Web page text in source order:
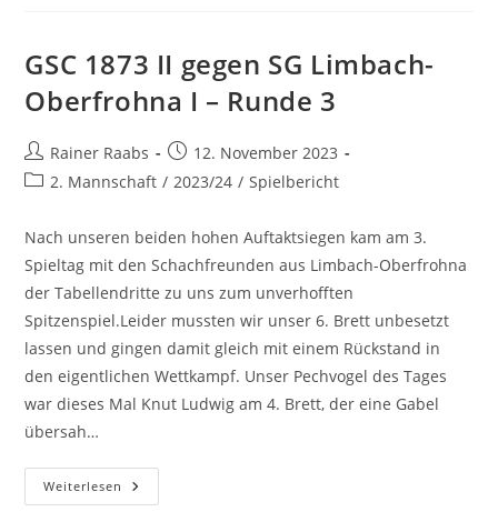
II
–
5
GSC 1873 II gegen SG Limbach-
Oberfrohna I – Runde 3
Beitrags-
Autor:
Rainer Raabs
Beitrag
veröffentlicht:
12. November 2023
Beitrags-
2. Mannschaft / 2023/24 / Spielbericht
Nach unseren beiden hohen Auftaktsiegen kam am 3.
Spieltag mit den Schachfreunden aus Limbach-Oberfrohna
der Tabellendritte zu uns zum unverhofften
Spitzenspiel.Leider mussten wir unser 6. Brett unbesetzt
lassen und gingen damit gleich mit einem Rückstand in
den eigentlichen Wettkampf. Unser Pechvogel des Tages
war dieses Mal Knut Ludwig am 4. Brett, der eine Gabel
übersah…
Weiterlesen GSC
1873